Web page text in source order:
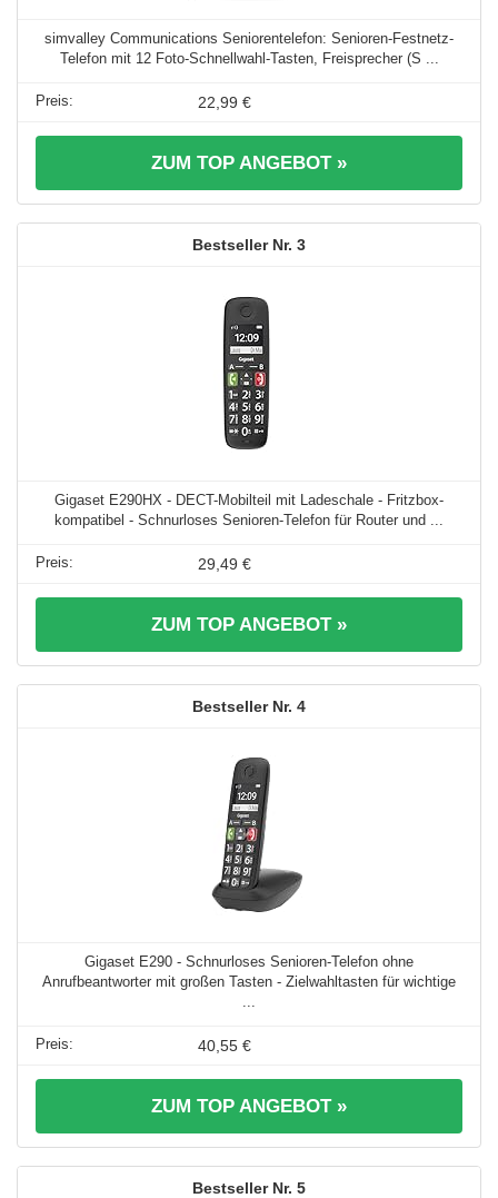
simvalley Communications Seniorentelefon: Senioren-Festnetz-
Telefon mit 12 Foto-Schnellwahl-Tasten, Freisprecher (S ...
22,99 €
ZUM TOP ANGEBOT »
3
Gigaset E290HX - DECT-Mobilteil mit Ladeschale - Fritzbox-
kompatibel - Schnurloses Senioren-Telefon für Router und ...
29,49 €
ZUM TOP ANGEBOT »
4
Gigaset E290 - Schnurloses Senioren-Telefon ohne
Anrufbeantworter mit großen Tasten - Zielwahltasten für wichtige
40,55 €
ZUM TOP ANGEBOT »
5